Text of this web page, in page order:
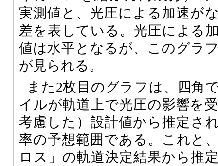
実測値と、光圧による加速が
差を表している。光圧による
値は水平となるが、このグラ
が見られる。
また2枚目のグラフは、四角
イルが軌道上で光圧の影響を
考慮した）設計値から推定さ
率の予想範囲である。これと
ロス」の軌道決定結果から推